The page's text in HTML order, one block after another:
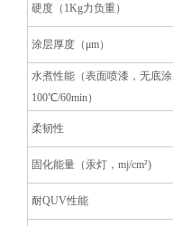
硬度（1Kg力负重）
涂层厚度（μm）
水煮性能（表面喷漆，无底涂
100℃/60min）
柔韧性
固化能量（汞灯，mj/cm²)
耐QUV性能